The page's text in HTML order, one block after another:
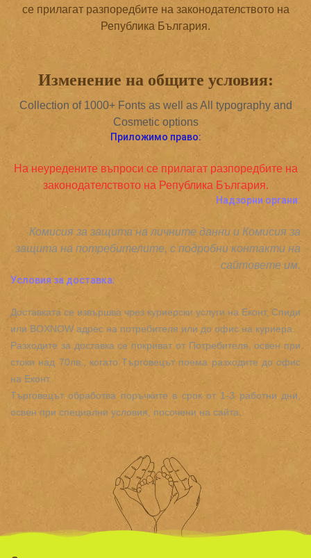
се прилагат разпоредбите на законодателството на
Република България.
Изменение на общите условия:
Collection of 1000+ Fonts as well as All typography and
Cosmetic options
Приложимо право:
На неуредените въпроси се прилагат разпоредбите на
законодателството на Република България.
Надзорни органи:
Комисия за защита на личните данни и Комисия за
защита на потребителите, с подробни контакти на
сайтовете им.
Условия за доставка:
Доставката се извършва чрез куриерски услуги на Еконт, Спиди
или BOXNOW адрес на потребителя или до офис на куриера.
Разходите за доставка се покриват от Потребителя, освен при
стоки над 70лв., когато Търговецът поема разходите до офис
на Еконт.
Търговецът обработва поръчките в срок от 1-3 работни дни,
освен при специални условия, посочени на сайта.